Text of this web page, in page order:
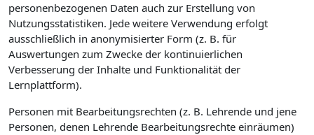
personenbezogenen Daten auch zur Erstellung von
Nutzungsstatistiken. Jede weitere Verwendung erfolgt
ausschließlich in anonymisierter Form (z. B. für
Auswertungen zum Zwecke der kontinuierlichen
Verbesserung der Inhalte und Funktionalität der
Lernplattform).
Personen mit Bearbeitungsrechten (z. B. Lehrende und jene
Personen, denen Lehrende Bearbeitungsrechte einräumen)